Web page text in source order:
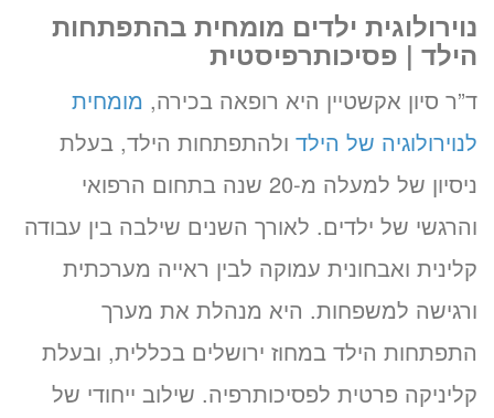
נוירולוגית ילדים מומחית בהתפתחות
הילד | פסיכותרפיסטית
ד”ר סיון אקשטיין היא רופאה בכירה, מומחית
לנוירולוגיה של הילד ולהתפתחות הילד, בעלת
ניסיון של למעלה מ-20 שנה בתחום הרפואי
והרגשי של ילדים. לאורך השנים שילבה בין עבודה
קלינית ואבחונית עמוקה לבין ראייה מערכתית
ורגישה למשפחות. היא מנהלת את מערך
התפתחות הילד במחוז ירושלים בכללית, ובעלת
קליניקה פרטית לפסיכותרפיה. שילוב ייחודי של